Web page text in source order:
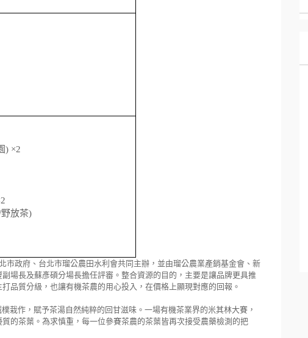
) ×2
2
野放茶)
政府、台北市瑠公農田水利會共同主辦，並由瑠公農業產銷基金會、新
場長及蘇彥碩分場長擔任評審。整合資源的目的，主要是讓品牌更具推
品質分級，也讓有機茶農的用心投入，在價格上顯現對應的回報。
栽作，賦予茶湯自然純粹的回甘滋味。一場有機茶業界的米其林大賽，
的茶葉。為求慎重，每一位參賽茶農的茶葉皆再次接受農藥檢測的把